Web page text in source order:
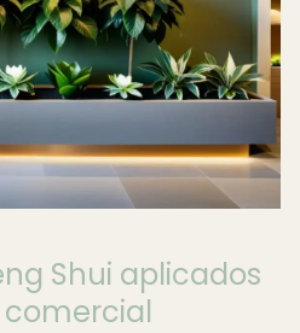
Shui aplicados
comercial